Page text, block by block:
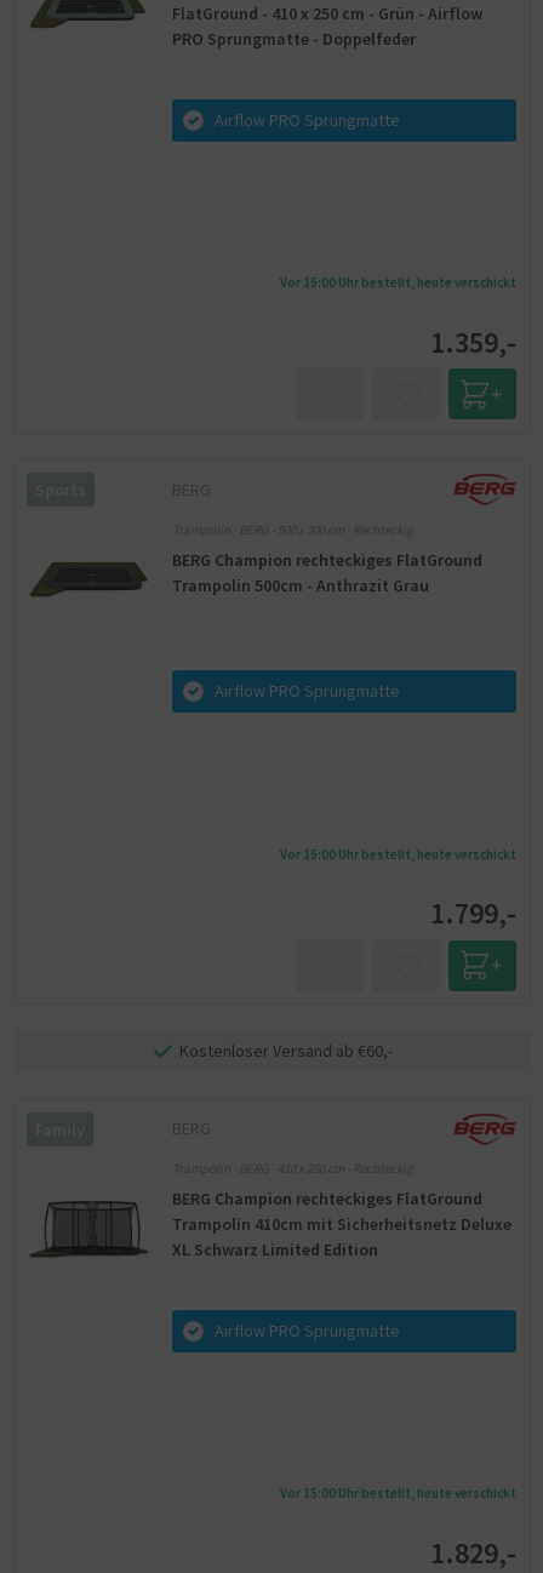
FlatGround - 410 x 250 cm - Grün - Airflow
PRO Sprungmatte - Doppelfeder
Airflow PRO Sprungmatte
Vor 15:00 Uhr bestellt, heute verschickt
1.359,-
BERG
Trampolin - BERG - 500 x 300 cm - Rechteckig
BERG Champion rechteckiges FlatGround
Trampolin 500cm - Anthrazit Grau
Airflow PRO Sprungmatte
Vor 15:00 Uhr bestellt, heute verschickt
1.799,-
Kostenloser Versand ab €60,-
BERG
Trampolin - BERG - 410 x 250 cm - Rechteckig
BERG Champion rechteckiges FlatGround
Trampolin 410cm mit Sicherheitsnetz Deluxe
XL Schwarz Limited Edition
Airflow PRO Sprungmatte
Vor 15:00 Uhr bestellt, heute verschickt
1.829,-